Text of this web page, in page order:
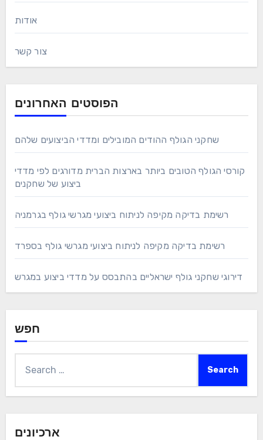
אודות
צור קשר
הפוסטים האחרונים
שחקני הגולף ההודים המובילים ומדדי הביצועים שלהם
קורסי הגולף הטובים ביותר בארצות הברית מדורגים לפי מדדי
ביצוע של שחקנים
רשימת בדיקה מקיפה לניתוח ביצועי מגרשי גולף בגרמניה
רשימת בדיקה מקיפה לניתוח ביצועי מגרשי גולף בספרד
דירוגי שחקני גולף ישראליים בהתבסס על מדדי ביצוע במגרש
חפש
for:
ארכיונים